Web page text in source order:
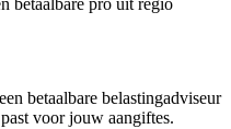
betaalbare pro uit regio
betaalbare belastingadviseur
voor jouw aangiftes.